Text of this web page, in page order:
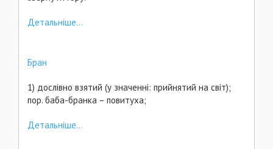
Детальніше...
Бран
1) дослівно взятий (у значенні: прийнятий на світ);
пор. баба-бранка – повитуха;
Детальніше...